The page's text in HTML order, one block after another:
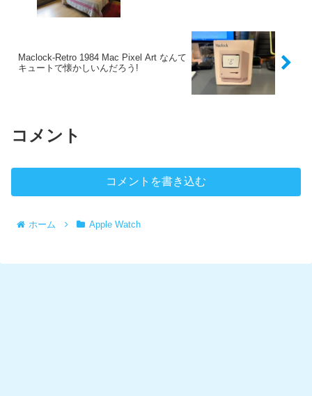
Maclock-Retro 1984 Mac Pixel Art なんて
キュートで懐かしいんだろう!
コメント
コメントを書き込む
ホーム Apple Watch